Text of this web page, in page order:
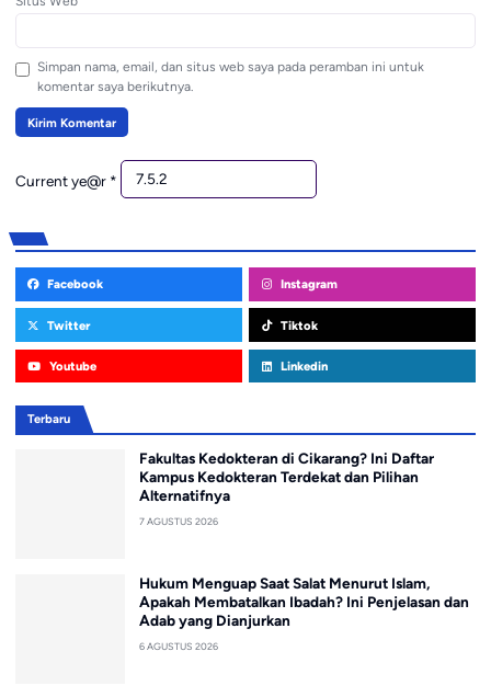
Simpan nama, email, dan situs web saya pada peramban ini untuk
komentar saya berikutnya.
Current ye@r *
Facebook Instagram
Twitter Tiktok
Youtube Linkedin
Terbaru
Fakultas Kedokteran di Cikarang? Ini Daftar
Kampus Kedokteran Terdekat dan Pilihan
Alternatifnya
7 AGUSTUS 2026
Hukum Menguap Saat Salat Menurut Islam,
Apakah Membatalkan Ibadah? Ini Penjelasan dan
Adab yang Dianjurkan
6 AGUSTUS 2026